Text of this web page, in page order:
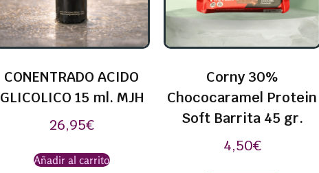
CONENTRADO ACIDO
GLICOLICO 15 ml. MJH
26,95€
Añadir al carrito
Corny 30%
Chococaramel Protein
Soft Barrita 45 gr.
4,50€